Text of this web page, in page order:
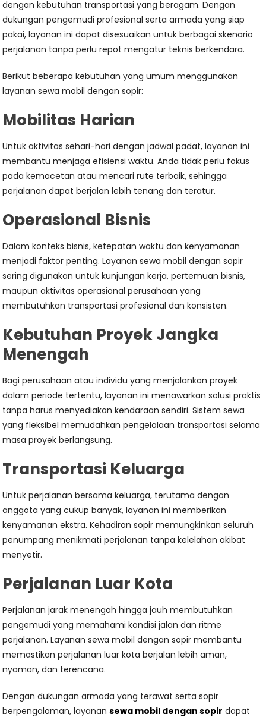
dengan kebutuhan transportasi yang beragam. Dengan
dukungan pengemudi profesional serta armada yang siap
pakai, layanan ini dapat disesuaikan untuk berbagai skenario
perjalanan tanpa perlu repot mengatur teknis berkendara.
Berikut beberapa kebutuhan yang umum menggunakan
layanan sewa mobil dengan sopir:
Mobilitas Harian
Untuk aktivitas sehari-hari dengan jadwal padat, layanan ini
membantu menjaga efisiensi waktu. Anda tidak perlu fokus
pada kemacetan atau mencari rute terbaik, sehingga
perjalanan dapat berjalan lebih tenang dan teratur.
Operasional Bisnis
Dalam konteks bisnis, ketepatan waktu dan kenyamanan
menjadi faktor penting. Layanan sewa mobil dengan sopir
sering digunakan untuk kunjungan kerja, pertemuan bisnis,
maupun aktivitas operasional perusahaan yang
membutuhkan transportasi profesional dan konsisten.
Kebutuhan Proyek Jangka
Menengah
Bagi perusahaan atau individu yang menjalankan proyek
dalam periode tertentu, layanan ini menawarkan solusi praktis
tanpa harus menyediakan kendaraan sendiri. Sistem sewa
yang fleksibel memudahkan pengelolaan transportasi selama
masa proyek berlangsung.
Transportasi Keluarga
Untuk perjalanan bersama keluarga, terutama dengan
anggota yang cukup banyak, layanan ini memberikan
kenyamanan ekstra. Kehadiran sopir memungkinkan seluruh
penumpang menikmati perjalanan tanpa kelelahan akibat
menyetir.
Perjalanan Luar Kota
Perjalanan jarak menengah hingga jauh membutuhkan
pengemudi yang memahami kondisi jalan dan ritme
perjalanan. Layanan sewa mobil dengan sopir membantu
memastikan perjalanan luar kota berjalan lebih aman,
nyaman, dan terencana.
Dengan dukungan armada yang terawat serta sopir
berpengalaman, layanansewa mobil dengan sopir dapat